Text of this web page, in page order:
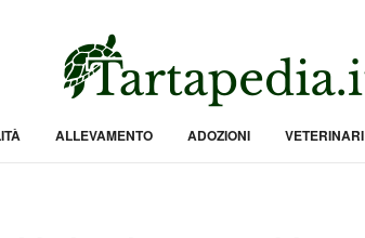
ALLEVAMENTO ADOZIONI VETERINARI